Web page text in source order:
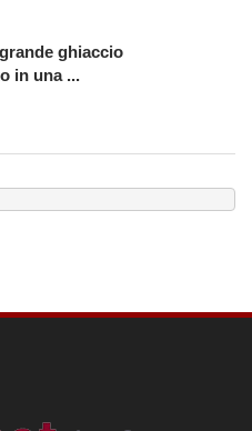
ghiaccio
in una ...